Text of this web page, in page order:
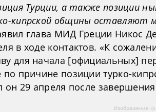
Турции, а также позиции
кипрской общины оставляют
глава МИД Греции Никос
в ходе контактов. «К
для начала [официальных]
по причине позиции турко-
он 29 апреля после
Изображение: